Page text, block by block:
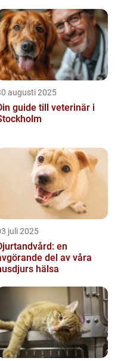
augusti 2025
guide till veterinär i
juli 2025
en
del av våra
hälsa